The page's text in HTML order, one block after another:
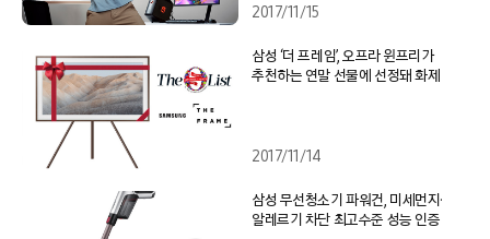
2017/11/15
삼성 ‘더 프레임’, 오프라 윈프리가
추천하는 연말 선물에 선정돼 화제
2017/11/14
삼성 무선청소기 파워건, 미세먼지·
알레르기 차단 최고수준 성능 인증